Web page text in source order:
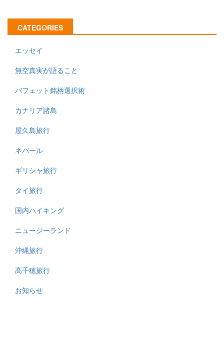
CATEGORIES
エッセイ
無空真実が語ること
バフェット銘柄選択術
カナリア諸島
屋久島旅行
ネパール
ギリシャ旅行
タイ旅行
国内ハイキング
ニュージーランド
沖縄旅行
高千穂旅行
お知らせ